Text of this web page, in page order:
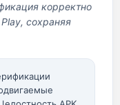
корректно
сохраняя